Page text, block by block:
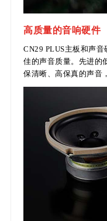
高质量的音响硬件
CN29 PLUS主板和声
佳的声音质量。先进的
保清晰、高保真的声音